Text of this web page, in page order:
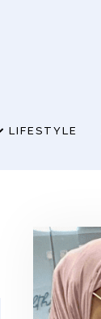
LIFESTYLE